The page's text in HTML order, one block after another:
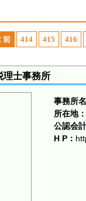
414 415 416
理士事務所
事務所名
所在地：
公認会
H P：